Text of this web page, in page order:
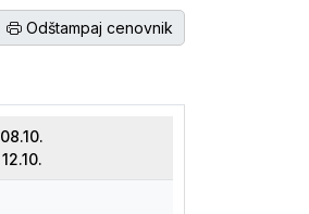
Odštampaj cenovnik
08.10.
12.10.